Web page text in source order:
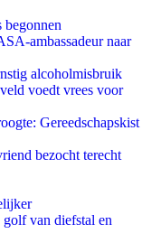
ambassadeur naar
alcoholmisbruik
voedt vrees voor
Gereedschapskist
bezocht terecht
van diefstal en